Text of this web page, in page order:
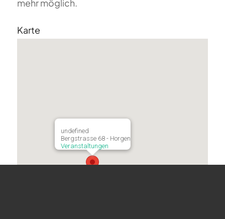
mehr möglich.
Karte
undefined
Bergstrasse 68 - Horgen
Veranstaltungen